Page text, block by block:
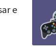
e